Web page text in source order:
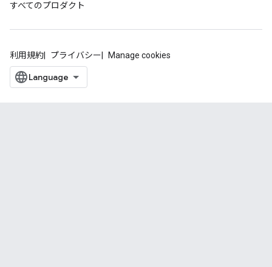
すべてのプロダクト
利用規約 プライバシー Manage cookies